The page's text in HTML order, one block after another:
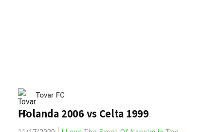
Tovar FC
Holanda 2006 vs Celta 1999